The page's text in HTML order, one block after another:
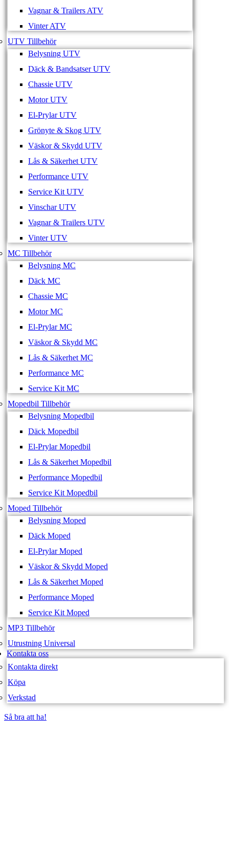
Vagnar & Trailers ATV
Vinter ATV
UTV Tillbehör
Belysning UTV
Däck & Bandsatser UTV
Chassie UTV
Motor UTV
El-Prylar UTV
Grönyte & Skog UTV
Väskor & Skydd UTV
Lås & Säkerhet UTV
Performance UTV
Service Kit UTV
Vinschar UTV
Vagnar & Trailers UTV
Vinter UTV
MC Tillbehör
Belysning MC
Däck MC
Chassie MC
Motor MC
El-Prylar MC
Väskor & Skydd MC
Lås & Säkerhet MC
Performance MC
Service Kit MC
Mopedbil Tillbehör
Belysning Mopedbil
Däck Mopedbil
El-Prylar Mopedbil
Lås & Säkerhet Mopedbil
Performance Mopedbil
Service Kit Mopedbil
Moped Tillbehör
Belysning Moped
Däck Moped
El-Prylar Moped
Väskor & Skydd Moped
Lås & Säkerhet Moped
Performance Moped
Service Kit Moped
MP3 Tillbehör
Utrustning Universal
Kontakta oss
Kontakta direkt
Köpa
Verkstad
Så bra att ha!